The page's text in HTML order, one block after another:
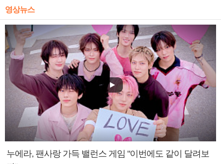
영상뉴스
누에라, 팬사랑 가득 밸런스 게임 "이번에도 같이 달려보